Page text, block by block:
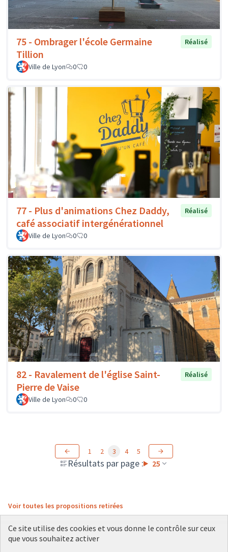
75 - Ombrager l'école Germaine
Tillion
Réalisé
Ville de Lyon 0 0
77 - Plus d'animations Chez Daddy,
café associatif intergénérationnel
Réalisé
Ville de Lyon 0 0
82 - Ravalement de l'église Saint-
Pierre de Vaise
Réalisé
Ville de Lyon 0 0
Résultats par page : 25
1 2 3 4 5
Voir toutes les propositions retirées
Ce site utilise des cookies et vous donne le contrôle sur ceux
que vous souhaitez activer